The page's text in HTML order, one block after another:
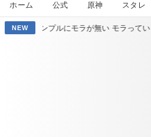
ホーム 公式 原神 スタレ
NEW
ラが無い モラっていくら常に所持してお